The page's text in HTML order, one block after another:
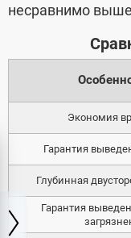
несравнимо
Экономия
Гарантия
Глубинная
Гарантия